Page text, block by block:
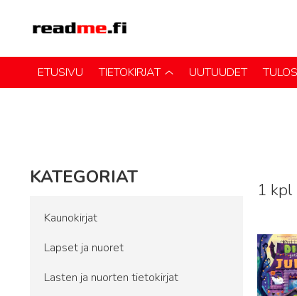
ETUSIVU TIETOKIRJAT UUTUUDET
KATEGORIAT
Kaunokirjat
Lapset ja nuoret
Lasten ja nuorten tietokirjat
1 kpl